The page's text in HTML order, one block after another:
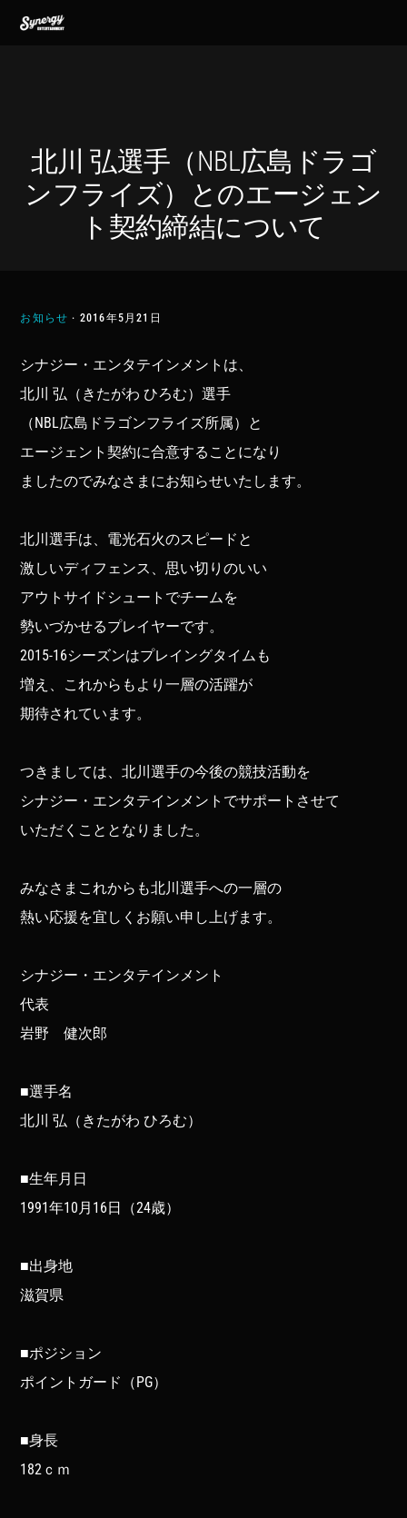
北川 弘選手（NBL広島ドラゴ
ンフライズ）とのエージェン
ト契約締結について
お知らせ · 2016年5月21日
シナジー・エンタテインメントは、
北川 弘（きたがわ ひろむ）選手
（NBL広島ドラゴンフライズ所属）と
エージェント契約に合意することになり
ましたのでみなさまにお知らせいたします。
北川選手は、電光石火のスピードと
激しいディフェンス、思い切りのいい
アウトサイドシュートでチームを
勢いづかせるプレイヤーです。
2015-16シーズンはプレイングタイムも
増え、これからもより一層の活躍が
期待されています。
つきましては、北川選手の今後の競技活動を
シナジー・エンタテインメントでサポートさせて
いただくこととなりました。
みなさまこれからも北川選手への一層の
熱い応援を宜しくお願い申し上げます。
シナジー・エンタテインメント
代表
岩野 健次郎
■選手名
北川 弘（きたがわ ひろむ）
■生年月日
1991年10月16日（24歳）
■出身地
滋賀県
■ポジション
ポイントガード（PG）
■身長
182ｃｍ